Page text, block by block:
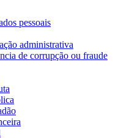
pessoais
administrativa
de corrupção ou fraude